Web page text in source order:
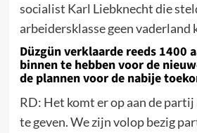
socialist Karl Liebknecht die
arbeidersklasse geen vaderland
Düzgün verklaarde reeds 1400
binnen te hebben voor de
de plannen voor de nabije
RD: Het komt er op aan de
te geven. We zijn volop bezig